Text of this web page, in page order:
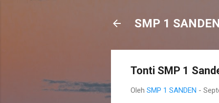
SMP 1 SANDEN
Tonti SMP 1
Oleh SMP 1 SANDEN -